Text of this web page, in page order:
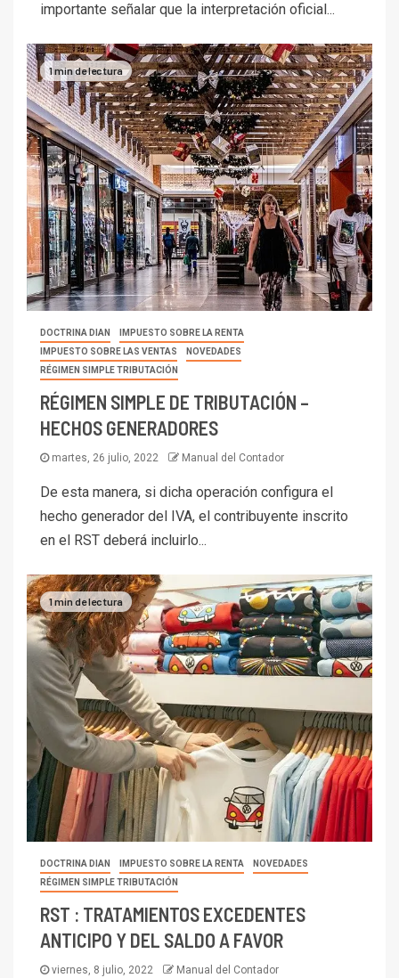
importante señalar que la interpretación oficial...
1 min de lectura
DOCTRINA DIAN
IMPUESTO SOBRE LA RENTA
IMPUESTO SOBRE LAS VENTAS
NOVEDADES
RÉGIMEN SIMPLE TRIBUTACIÓN
RÉGIMEN SIMPLE DE TRIBUTACIÓN –
HECHOS GENERADORES
martes, 26 julio, 2022 Manual del Contador
De esta manera, si dicha operación configura el
hecho generador del IVA, el contribuyente inscrito
en el RST deberá incluirlo...
1 min de lectura
DOCTRINA DIAN IMPUESTO SOBRE LA RENTA
NOVEDADES
RÉGIMEN SIMPLE TRIBUTACIÓN
RST : TRATAMIENTOS EXCEDENTES
ANTICIPO Y DEL SALDO A FAVOR
viernes, 8 julio, 2022 Manual del Contador